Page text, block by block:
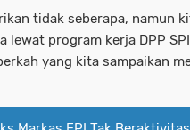
tidak seberapa, namun
lewat program kerja DPP
yang kita sampaikan